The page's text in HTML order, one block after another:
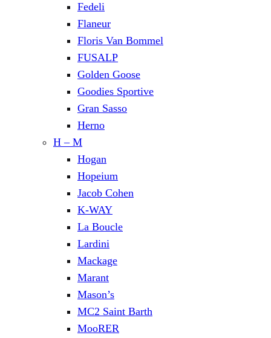
Fedeli
Flaneur
Floris Van Bommel
FUSALP
Golden Goose
Goodies Sportive
Gran Sasso
Herno
H – M
Hogan
Hopeium
Jacob Cohen
K-WAY
La Boucle
Lardini
Mackage
Marant
Mason’s
MC2 Saint Barth
MooRER